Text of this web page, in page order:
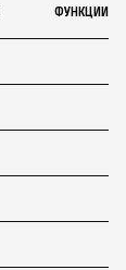
ФУНКЦИИ